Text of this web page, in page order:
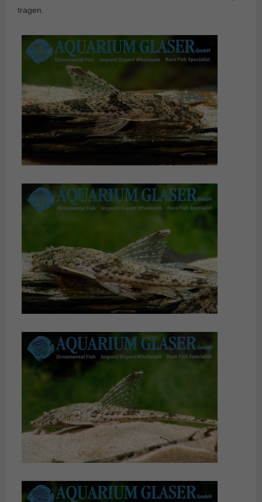
tragen.